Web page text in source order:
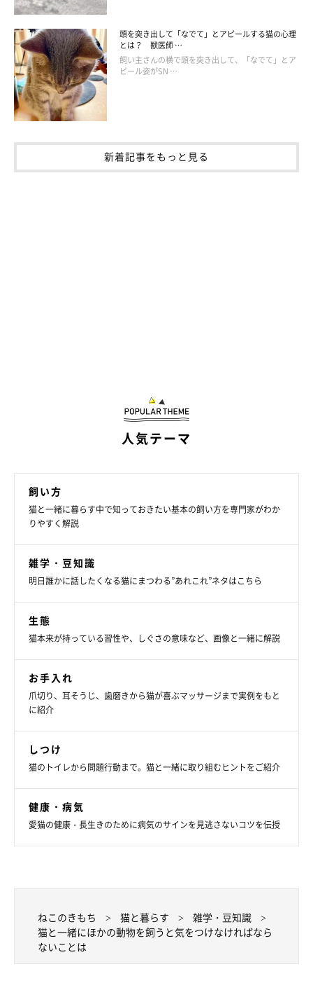
猫といっしょにほかの動物を飼うことについて、ねこのきもち獣
猫はまだ野生が残る動物であるといわれています。本能を刺激す
るような動物との生活には慎重になったほうがようでしょう。鳥
になる危険があるので注意が必要です。」
一緒に飼う場合に気をつけることは？
――猫とほかの動物をいっしょに飼う場合、気をつけるべきこと
について教えてください。
その上で、与える食べ物については、食べて大丈夫なものが異な
るので気をつけるようにしましょう。それぞれの安全が確保でき
頭を突き出して「なでて」とアピールする猫の心理
とは？ 獣医師 …
飼い主さんの横で頭を突き出して、「なでて」とア
ピール姿がSN …
新着記事をもっと見る
人気テーマ
飼い方
猫と一緒に暮らす中で知っておきたい基本の飼い方を専門家がわか
りやすく解説
雑学・豆知識
明日誰かに話したくなる猫にまつわる”あれこれ”ネタはこちら
生態
猫本来が持っている習性や、しぐさの意味など、画像と一緒に解説
お手入れ
爪切り、耳そうじ、歯磨きから猫が喜ぶマッサージまで実例をもと
に紹介
しつけ
猫のトイレから問題行動まで。猫と一緒に取り組むヒントをご紹介
健康・病気
愛猫の健康・長生きのために病気のサインを見逃さないコツを伝授
ねこのきもち 猫と暮らす
雑学・豆知識
猫と一緒にほかの動物を飼うと気をつけなければなら
ないことは